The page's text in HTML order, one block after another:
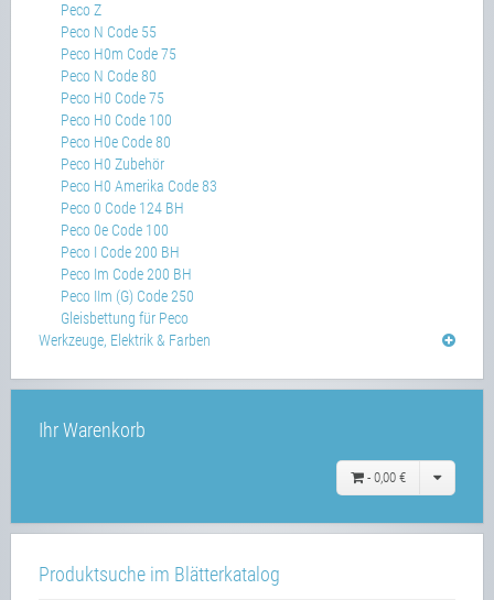
Peco Z
Peco N Code 55
Peco H0m Code 75
Peco N Code 80
Peco H0 Code 75
Peco H0 Code 100
Peco H0e Code 80
Peco H0 Zubehör
Peco H0 Amerika Code 83
Peco 0 Code 124 BH
Peco 0e Code 100
Peco I Code 200 BH
Peco Im Code 200 BH
Peco IIm (G) Code 250
Gleisbettung für Peco
Werkzeuge, Elektrik & Farben
Ihr Warenkorb
- 0,00 €
Produktsuche im Blätterkatalog